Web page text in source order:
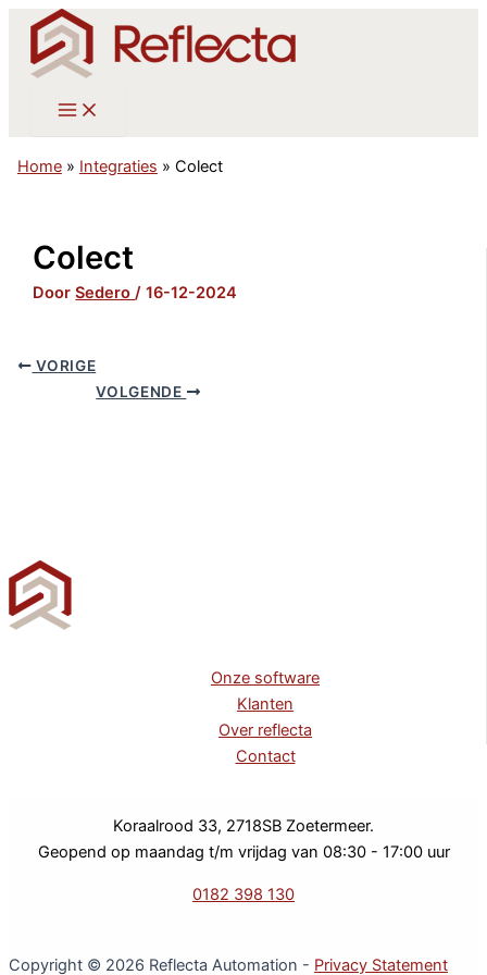
inhoud
Home» Integraties » Colect
Colect
DoorSedero/16-12-2024
VORIGE
VOLGENDE
Onze software
Klanten
Over reflecta
Contact
Koraalrood 33, 2718SB Zoetermeer.
Geopend op maandag t/m vrijdag van 08:30 - 17:00 uur
0182 398 130
Copyright © 2026 Reflecta Automation - Privacy Statement